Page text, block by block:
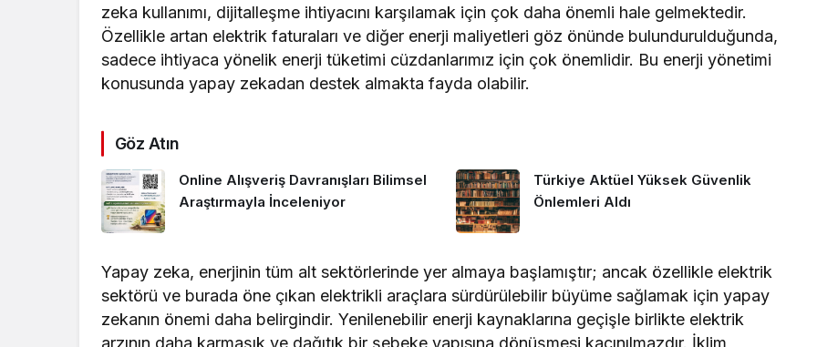
zeka kullanımı, dijitalleşme ihtiyacını karşılamak için çok daha önemli hale gelmektedir.
Özellikle artan elektrik faturaları ve diğer enerji maliyetleri göz önünde bulundurulduğunda,
sadece ihtiyaca yönelik enerji tüketimi cüzdanlarımız için çok önemlidir. Bu enerji yönetimi
konusunda yapay zekadan destek almakta fayda olabilir.
Göz Atın
Online Alışveriş Davranışları Bilimsel
Araştırmayla İnceleniyor
Türkiye Aktüel Yüksek Güvenlik
Önlemleri Aldı
Yapay zeka, enerjinin tüm alt sektörlerinde yer almaya başlamıştır; ancak özellikle elektrik
sektörü ve burada öne çıkan elektrikli araçlara sürdürülebilir büyüme sağlamak için yapay
zekanın önemi daha belirgindir. Yenilenebilir enerji kaynaklarına geçişle birlikte elektrik